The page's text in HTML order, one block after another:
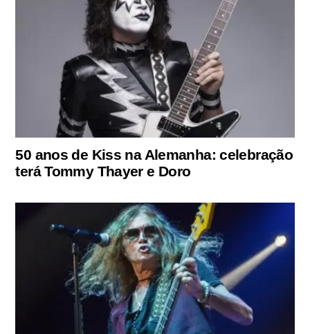
50 anos de Kiss na Alemanha: celebração
terá Tommy Thayer e Doro